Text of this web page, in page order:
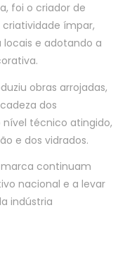
foi o criador de
ímpar,
e adotando a
obras arrojadas,
dos
técnico atingido,
e dos vidrados.
continuam
nacional e a levar
indústria